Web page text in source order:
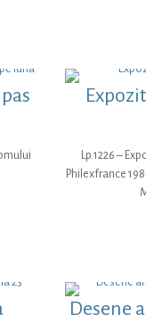
Lp.1226 –
Philexfrance
Desene